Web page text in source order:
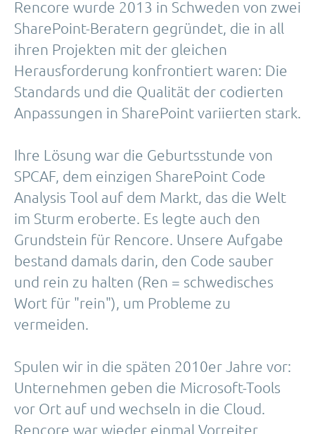
Rencore wurde 2013 in Schweden von zwei
SharePoint-Beratern gegründet, die in all
ihren Projekten mit der gleichen
Herausforderung konfrontiert waren: Die
Standards und die Qualität der codierten
Anpassungen in SharePoint variierten stark.
Ihre Lösung war die Geburtsstunde von
SPCAF, dem einzigen SharePoint Code
Analysis Tool auf dem Markt, das die Welt
im Sturm eroberte. Es legte auch den
Grundstein für Rencore. Unsere Aufgabe
bestand damals darin, den Code sauber
und rein zu halten (Ren = schwedisches
Wort für "rein"), um Probleme zu
vermeiden.
Spulen wir in die späten 2010er Jahre vor:
Unternehmen geben die Microsoft-Tools
vor Ort auf und wechseln in die Cloud.
Rencore war wieder einmal Vorreiter,